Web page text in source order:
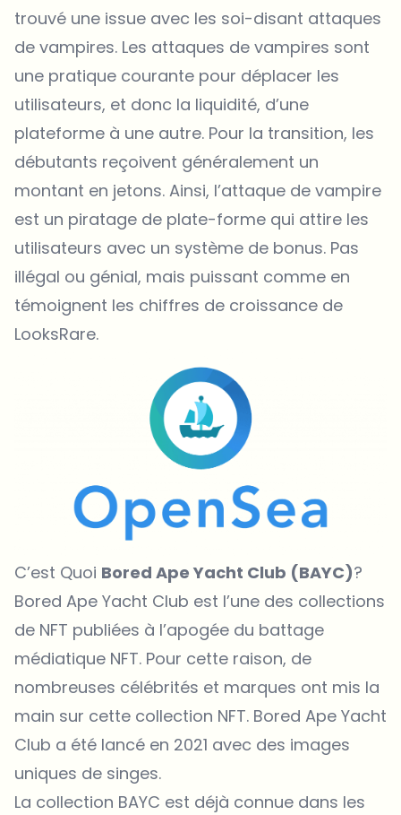
trouvé une issue avec les soi-disant attaques
de vampires. Les attaques de vampires sont
une pratique courante pour déplacer les
utilisateurs, et donc la liquidité, d’une
plateforme à une autre. Pour la transition, les
débutants reçoivent généralement un
montant en jetons. Ainsi, l’attaque de vampire
est un piratage de plate-forme qui attire les
utilisateurs avec un système de bonus. Pas
illégal ou génial, mais puissant comme en
témoignent les chiffres de croissance de
LooksRare.
C’est Quoi Bored Ape Yacht Club (BAYC)?
Bored Ape Yacht Club est l’une des collections
de NFT publiées à l’apogée du battage
médiatique NFT. Pour cette raison, de
nombreuses célébrités et marques ont mis la
main sur cette collection NFT. Bored Ape Yacht
Club a été lancé en 2021 avec des images
uniques de singes.
La collection BAYC est déjà connue dans les